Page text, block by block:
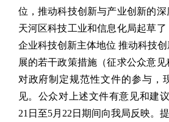
位，推动科技创新与产业创新的深
天河区科技工业和信息化局起草
企业科技创新主体地位 推动科技
展的若干政策措施（征求公众意
对政府制定规范性文件的参与，
见。公众对上述文件有意见和建
21日至5月22日期间向我局反映。